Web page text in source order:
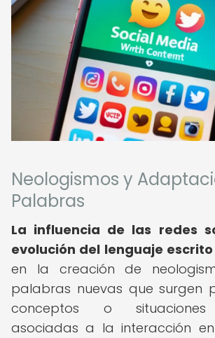
Neologismos y
Palabras
La influencia de las redes
evolución del lenguaje escrito
en la creación de
palabras nuevas que surgen
conceptos o situaciones
asociadas a la interacción